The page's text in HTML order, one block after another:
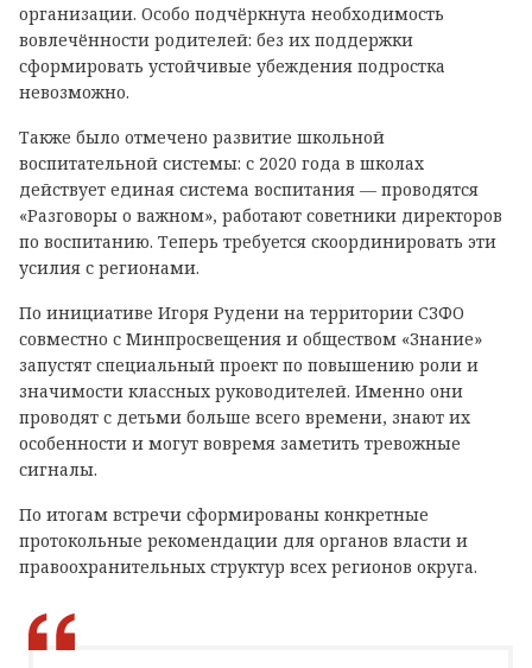
организации. Особо подчёркнута необходимость
вовлечённости родителей: без их поддержки
сформировать устойчивые убеждения подростка
невозможно.
Также было отмечено развитие школьной
воспитательной системы: с 2020 года в школах
действует единая система воспитания — проводятся
«Разговоры о важном», работают советники директоров
по воспитанию. Теперь требуется скоординировать эти
усилия с регионами.
По инициативе Игоря Рудени на территории СЗФО
совместно с Минпросвещения и обществом «Знание»
запустят специальный проект по повышению роли и
значимости классных руководителей. Именно они
проводят с детьми больше всего времени, знают их
особенности и могут вовремя заметить тревожные
сигналы.
По итогам встречи сформированы конкретные
протокольные рекомендации для органов власти и
правоохранительных структур всех регионов округа.